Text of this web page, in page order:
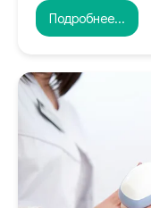
Подробнее...